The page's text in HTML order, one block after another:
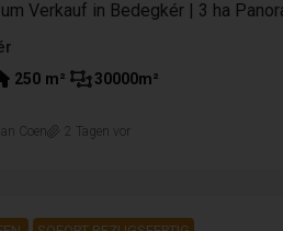
250 m² 30000m²
Coen 2 Tagen vor